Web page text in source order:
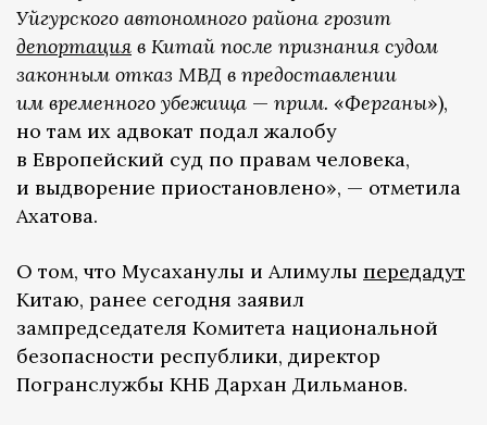
Уйгурского автономного района грозит
депортация в Китай после признания судом
законным отказ МВД в предоставлении
им временного убежища — прим. «Ферганы»),
но там их адвокат подал жалобу
в Европейский суд по правам человека,
и выдворение приостановлено», — отметила
Ахатова.
О том, что Мусаханулы и Алимулы передадут
Китаю, ранее сегодня заявил
зампредседателя Комитета национальной
безопасности республики, директор
Погранслужбы КНБ Дархан Дильманов.